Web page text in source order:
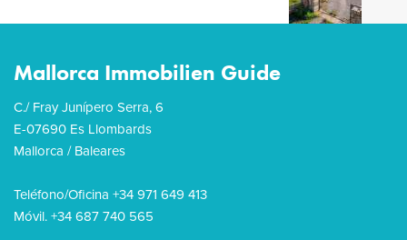
Mallorca Immobilien Guide
C./ Fray Junípero Serra, 6
E-07690 Es Llombards
Mallorca / Baleares
Teléfono/Oficina +34 971 649 413
Móvil. +34 687 740 565